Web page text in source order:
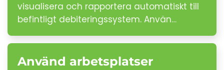
visualisera och rapportera automatiskt till
befintligt debiteringssystem. Använ…
Använd arbetsplatser